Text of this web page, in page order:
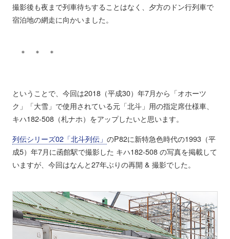
撮影後も夜まで列車待ちすることはなく、夕方のドン行列車で
宿泊地の網走に向かいました。
＊ ＊ ＊
ということで、今回は2018（平成30）年7月から「オホーツ
ク」「大雪」で使用されている元「北斗」用の指定席仕様車、
キハ182-508（札ナホ）をアップしたいと思います。
列伝シリーズ02「北斗列伝」 のP82に新特急色時代の1993（平
成5）年7月に函館駅で撮影した キハ182-508 の写真を掲載して
いますが、今回はなんと27年ぶりの再開 & 撮影でした。